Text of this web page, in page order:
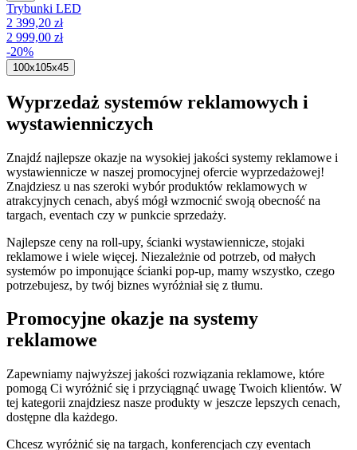
Trybunki LED
2 399,20 zł
2 999,00 zł
-20%
100x105x45
Wyprzedaż systemów reklamowych i
wystawienniczych
Znajdź najlepsze okazje na wysokiej jakości systemy reklamowe i
wystawiennicze w naszej promocyjnej ofercie wyprzedażowej!
Znajdziesz u nas szeroki wybór produktów reklamowych w
atrakcyjnych cenach, abyś mógł wzmocnić swoją obecność na
targach, eventach czy w punkcie sprzedaży.
Najlepsze ceny na roll-upy, ścianki wystawiennicze, stojaki
reklamowe i wiele więcej. Niezależnie od potrzeb, od małych
systemów po imponujące ścianki pop-up, mamy wszystko, czego
potrzebujesz, by twój biznes wyróżniał się z tłumu.
Promocyjne okazje na systemy
reklamowe
Zapewniamy najwyższej jakości rozwiązania reklamowe, które
pomogą Ci wyróżnić się i przyciągnąć uwagę Twoich klientów. W
tej kategorii znajdziesz nasze produkty w jeszcze lepszych cenach,
dostępne dla każdego.
Chcesz wyróżnić się na targach, konferencjach czy eventach